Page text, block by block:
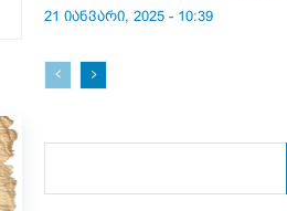
21 იანვარი, 2025 - 10:39